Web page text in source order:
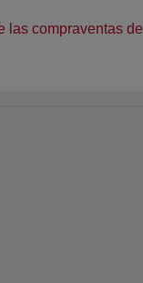
las compraventas de